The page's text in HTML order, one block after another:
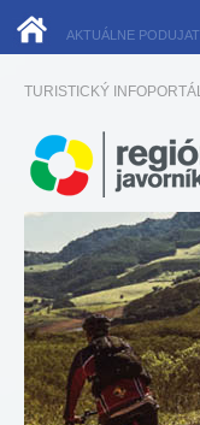
AKTUÁLNE
TURISTICKÝ